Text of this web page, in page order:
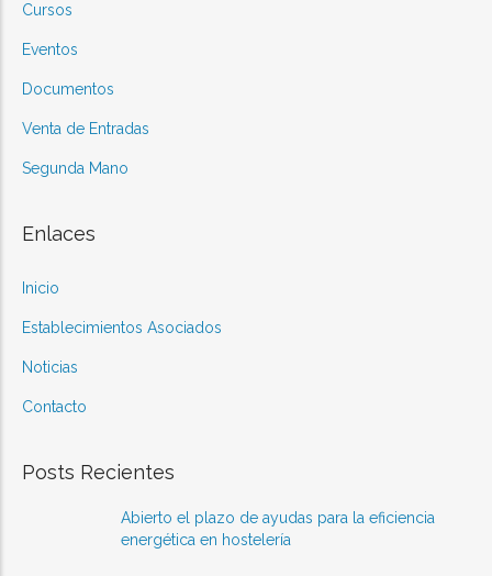
Cursos
Eventos
Documentos
Venta de Entradas
Segunda Mano
Enlaces
Inicio
Establecimientos Asociados
Noticias
Contacto
Posts Recientes
Abierto el plazo de ayudas para la eficiencia
energética en hostelería